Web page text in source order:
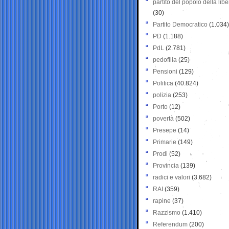
partito del popolo della
(30)
Partito Democratico (1.034)
PD (1.188)
PdL (2.781)
pedofilia (25)
Pensioni (129)
Politica (40.824)
polizia (253)
Porto (12)
povertà (502)
Presepe (14)
Primarie (149)
Prodi (52)
Provincia (139)
radici e valori (3.682)
RAI (359)
rapine (37)
Razzismo (1.410)
Referendum (200)